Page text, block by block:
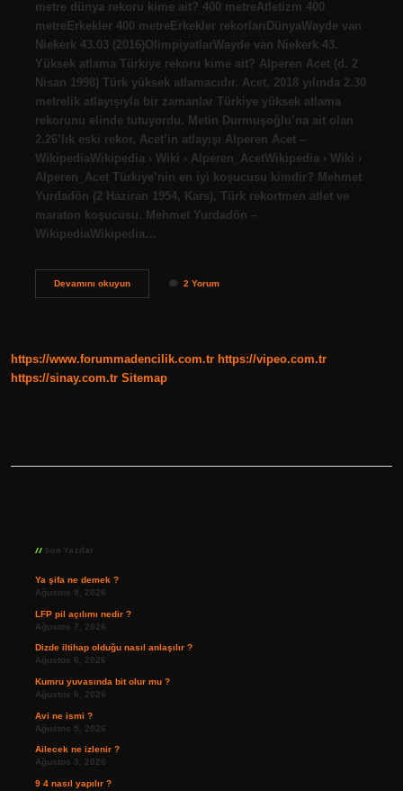
metre dünya rekoru kime ait? 400 metreAtletizm 400
metreErkekler 400 metreErkekler rekorlarıDünyaWayde van
Niekerk 43.03 (2016)OlimpiyatlarWayde van Niekerk 43.
Yüksek atlama Türkiye rekoru kime ait? Alperen Acet (d. 2
Nisan 1998) Türk yüksek atlamacıdır. Acet, 2018 yılında 2.30
metrelik atlayışıyla bir zamanlar Türkiye yüksek atlama
rekorunu elinde tutuyordu. Metin Durmuşoğlu’na ait olan
2.26’lık eski rekor, Acet’in atlayışı Alperen Acet –
WikipediaWikipedia › Wiki › Alperen_AcetWikipedia › Wiki ›
Alperen_Acet Türkiye’nin en iyi koşucusu kimdir? Mehmet
Yurdadön (2 Haziran 1954, Kars), Türk rekortmen atlet ve
maraton koşucusu. Mehmet Yurdadön –
WikipediaWikipedia…
Devamını okuyun400
2 Yorum
https://www.forummadencilik.com.tr https://vipeo.com.tr
https://sinay.com.tr Sitemap
Son Yazılar
Ya şifa ne demek ?
Ağustos 9, 2026
LFP pil açılımı nedir ?
Ağustos 7, 2026
Dizde iltihap olduğu nasıl anlaşılır ?
Ağustos 6, 2026
Kumru yuvasında bit olur mu ?
Ağustos 6, 2026
Avi ne ismi ?
Ağustos 5, 2026
Ailecek ne izlenir ?
Ağustos 3, 2026
9 4 nasıl yapılır ?